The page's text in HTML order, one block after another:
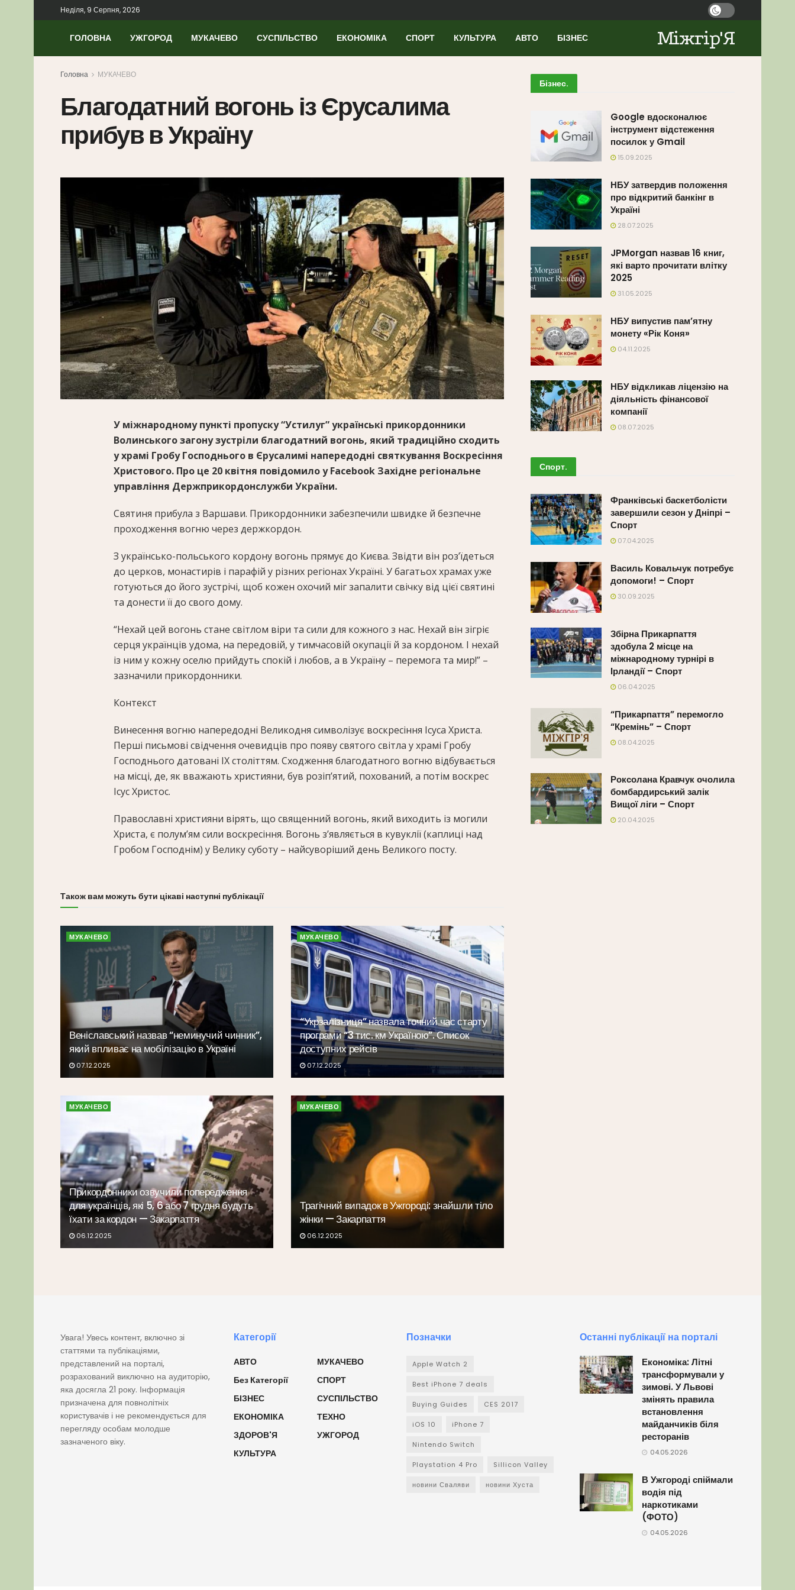
Неділя, 9 Серпня, 2026
ГОЛОВНА УЖГОРОД МУКАЧЕВО СУСПІЛЬСТВО ЕКОНОМІКА СПОРТ КУЛЬТУРА АВТО БІЗНЕС Міжгір'Я
Головна МУКАЧЕВО
Благодатний вогонь із Єрусалима
прибув в Україну
У міжнародному пункті пропуску “Устилуг” українські прикордонники
Волинського загону зустріли благодатний вогонь, який традиційно сходить
у храмі Гробу Господнього в Єрусалимі напередодні святкування Воскресіння
Христового. Про це 20 квітня повідомило у Facebook Західне регіональне
управління Держприкордонслужби України.
Святиня прибула з Варшави. Прикордонники забезпечили швидке й безпечне
проходження вогню через держкордон.
З українсько-польського кордону вогонь прямує до Києва. Звідти він роз’їдеться
до церков, монастирів і парафій у різних регіонах Україні. У багатьох храмах уже
готуються до його зустрічі, щоб кожен охочий міг запалити свічку від цієї святині
та донести її до свого дому.
“Нехай цей вогонь стане світлом віри та сили для кожного з нас. Нехай він зігріє
серця українців удома, на передовій, у тимчасовій окупації й за кордоном. І нехай
із ним у кожну оселю прийдуть спокій і любов, а в Україну – перемога та мир!” –
зазначили прикордонники.
Контекст
Винесення вогню напередодні Великодня символізує воскресіння Ісуса Христа.
Перші письмові свідчення очевидців про появу святого світла у храмі Гробу
Господнього датовані IX століттям. Сходження благодатного вогню відбувається
на місці, де, як вважають християни, був розіп’ятий, похований, а потім воскрес
Ісус Христос.
Православні християни вірять, що священний вогонь, який виходить із могили
Христа, є полум’ям сили воскресіння. Вогонь з’являється в кувуклії (каплиці над
Гробом Господнім) у Велику суботу – найсуворіший день Великого посту.
Також вам можуть бути цікаві наступні публікації
МУКАЧЕВО
Веніславський назвав “неминучий чинник”,
який впливає на мобілізацію в Україні
07.12.2025
МУКАЧЕВО
“Укрзалізниця” назвала точний час старту
програми “3 тис. км Україною”. Список
доступних рейсів
07.12.2025
МУКАЧЕВО
Прикордонники озвучили попередження
для українців, які 5, 6 або 7 грудня будуть
їхати за кордон — Закарпаття
06.12.2025
МУКАЧЕВО
Трагічний випадок в Ужгороді: знайшли тіло
жінки — Закарпаття
06.12.2025
Бізнес.
Google вдосконалює
інструмент відстеження
посилок у Gmail
15.09.2025
НБУ затвердив положення
про відкритий банкінг в
Україні
28.07.2025
JPMorgan назвав 16 книг,
які варто прочитати влітку
2025
31.05.2025
НБУ випустив пам’ятну
монету «Рік Коня»
04.11.2025
НБУ відкликав ліцензію на
діяльність фінансової
компанії
08.07.2025
Спорт.
Франківські баскетболісти
завершили сезон у Дніпрі –
Спорт
07.04.2025
Василь Ковальчук потребує
допомоги! – Спорт
30.09.2025
Збірна Прикарпаття
здобула 2 місце на
міжнародному турнірі в
Ірландії – Спорт
06.04.2025
“Прикарпаття” перемогло
“Кремінь” – Спорт
08.04.2025
Роксолана Кравчук очолила
бомбардирський залік
Вищої ліги – Спорт
20.04.2025
Увага! Увесь контент, включно зі
статтями та публікаціями,
представлений на порталі,
розрахований виключно на аудиторію,
яка досягла 21 року. Інформація
призначена для повнолітніх
користувачів і не рекомендується для
перегляду особам молодше
зазначеного віку.
Категорії
АВТО
Без Категорії
БІЗНЕС
ЕКОНОМІКА
ЗДОРОВ'Я
КУЛЬТУРА
МУКАЧЕВО
СПОРТ
СУСПІЛЬСТВО
ТЕХНО
УЖГОРОД
Позначки
Apple Watch 2
Best iPhone 7 deals
Buying Guides CES 2017
iOS 10 iPhone 7
Nintendo Switch
Playstation 4 Pro Sillicon Valley
новини Сваляви новини Хуста
Останні публікації на порталі
Економіка: Літні
трансформували у
зимові. У Львові
змінять правила
встановлення
майданчиків біля
ресторанів
04.05.2026
В Ужгороді спіймали
водія під
наркотиками
(ФОТО)
04.05.2026